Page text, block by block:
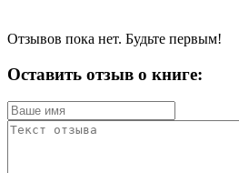
Отзывов пока нет. Будьте первым!
Оставить отзыв о книге: